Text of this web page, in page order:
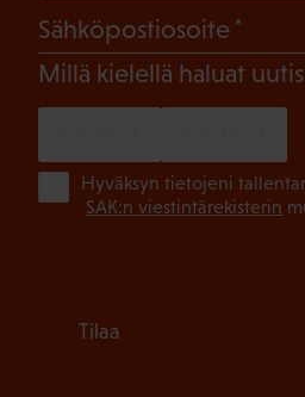
Sähköpostiosoite
Millä kielellä haluat
Hyväksyn tietojeni
SAK:n viestintärekisterin
Tilaa